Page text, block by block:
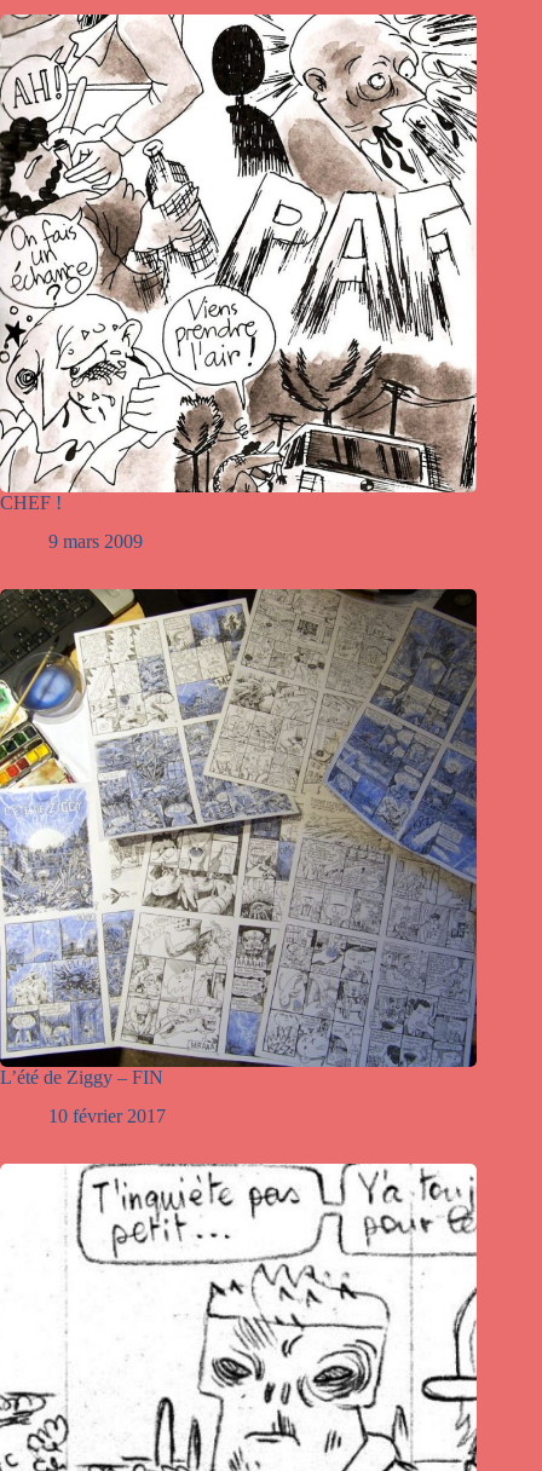
CHEF !
9 mars 2009
L’été de Ziggy – FIN
10 février 2017